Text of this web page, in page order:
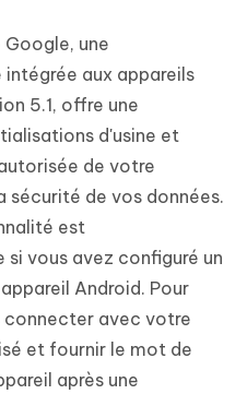
une
aux appareils
5.1, offre une
d'usine et
de votre
sécurité de vos données.
est
vous avez configuré un
Android. Pour
connecter avec votre
et fournir le mot de
après une